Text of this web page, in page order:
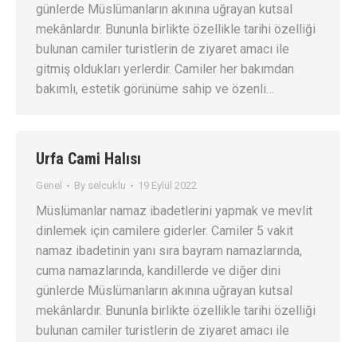
günlerde Müslümanların akınına uğrayan kutsal
mekânlardır. Bununla birlikte özellikle tarihi özelliği
bulunan camiler turistlerin de ziyaret amacı ile
gitmiş oldukları yerlerdir. Camiler her bakımdan
bakımlı, estetik görünüme sahip ve özenli…
Urfa Cami Halısı
Genel By selcuklu 19 Eylül 2022
Müslümanlar namaz ibadetlerini yapmak ve mevlit
dinlemek için camilere giderler. Camiler 5 vakit
namaz ibadetinin yanı sıra bayram namazlarında,
cuma namazlarında, kandillerde ve diğer dini
günlerde Müslümanların akınına uğrayan kutsal
mekânlardır. Bununla birlikte özellikle tarihi özelliği
bulunan camiler turistlerin de ziyaret amacı ile